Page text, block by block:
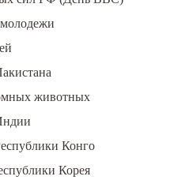
животных
Конго
Корея